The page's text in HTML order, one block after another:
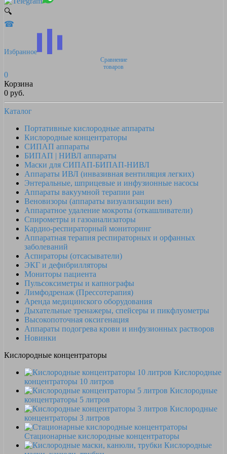
🔍
☎
Избранное
Сравнение
товаров
0
Корзина
0 руб.
Каталог
Портативные кислородные аппараты
Кислородные концентраторы
СИПАП аппараты
БИПАП | НИВЛ аппараты
Маски для СИПАП-БИПАП-НИВЛ
Аппараты ИВЛ (инвазивная вентиляция легких)
Энтеральные, шприцевые и инфузионные насосы
Аппараты вакуумной терапии ран
Веновизоры (аппараты визуализации вен)
Аппаратное удаление мокроты (откашливатели)
Спирометры и газоанализаторы
Кардио-респираторный мониторинг
Аппаратная терапия респираторных и орфанных
заболеваний
Аспираторы (отсасыватели)
ЭКГ и дефибрилляторы
Мониторы пациента
Пульсоксиметры и капнографы
Лимфодренаж (Прессотерапия)
Аренда медицинского оборудования
Дыхательные тренажеры, спейсеры и пикфлуометры
Высокопоточная оксигенация
Аппараты подогрева крови и инфузионных растворов
Новинки
Кислородные концентраторы
Кислородные
концентраторы 10 литров
Кислородные
концентраторы 5 литров
Кислородные
концентраторы 3 литров
Стационарные кислородные концентраторы
Кислородные